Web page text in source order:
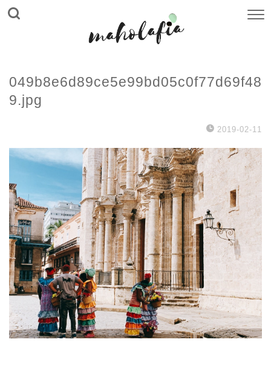
049b8e6d89ce5e99bd05c0f77d69f48
9.jpg
2019-02-11